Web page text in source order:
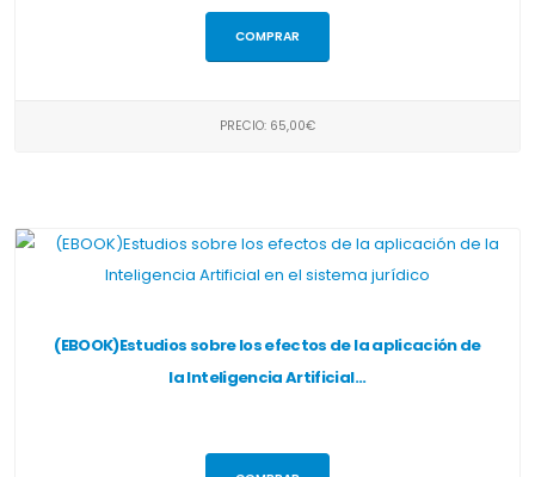
COMPRAR
PRECIO: 65,00€
(EBOOK)Estudios sobre los efectos de la aplicación de
la Inteligencia Artificial...